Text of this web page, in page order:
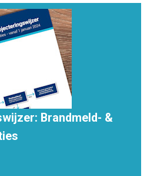
Brandmeld- &